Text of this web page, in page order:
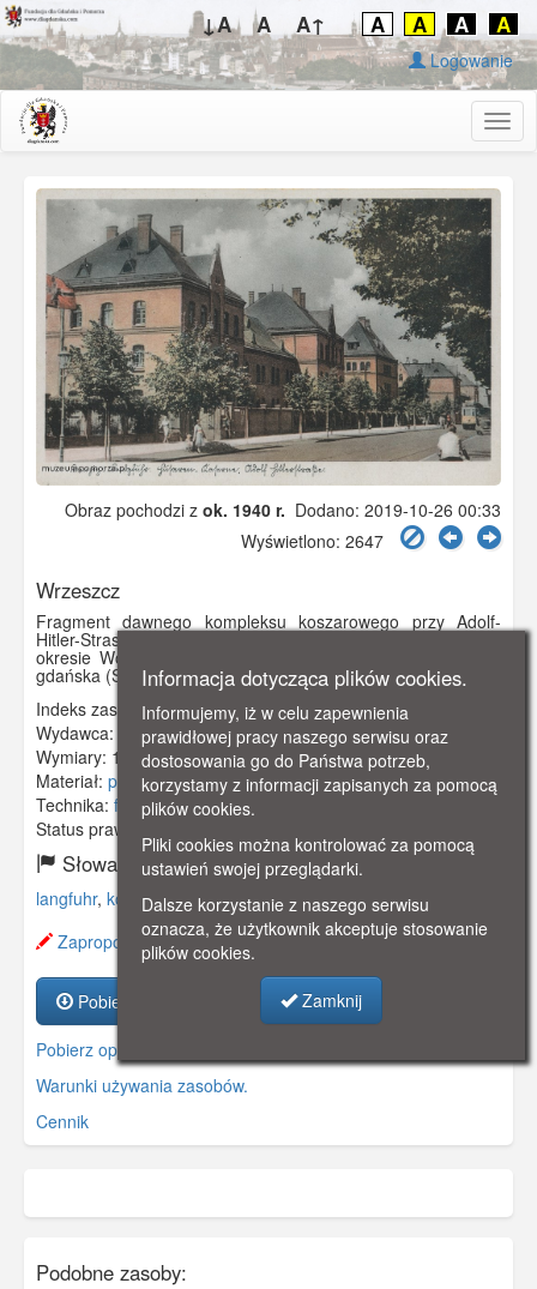
↓A A A↑ A A A A
Logowanie
Obraz pochodzi z ok. 1940 r. Dodano: 2019-10-26 00:33
Wyświetlono: 2647
Wrzeszcz
Fragment dawnego kompleksu koszarowego przy Adolf-
Hitler-Strasse (al. Grunwaldzka), widok w stronę Oliwy. W
okresie Wolnego Miasta Gdańska siedzibę miała tu policja
gdańska (Schutzpolizei).
Indeks zasobu:GSP00553
Wydawca:
Bango
Wymiary: 140 x 90 mm
Materiał: pocztówka
Technika: fotografia barwna
Status prawny:
Słowa kluczowe:
langfuhr, koszary,huzarzy,policja,
Zaproponuj zmianę opisu.
Pobierz zasób
Pobierz opis
Warunki używania zasobów.
Cennik
Podobne zasoby:
Informacja dotycząca plików cookies.
Informujemy, iż w celu zapewnienia
prawidłowej pracy naszego serwisu oraz
dostosowania go do Państwa potrzeb,
korzystamy z informacji zapisanych za pomocą
plików cookies.
Pliki cookies można kontrolować za pomocą
ustawień swojej przeglądarki.
Dalsze korzystanie z naszego serwisu
oznacza, że użytkownik akceptuje stosowanie
plików cookies.
Zamknij